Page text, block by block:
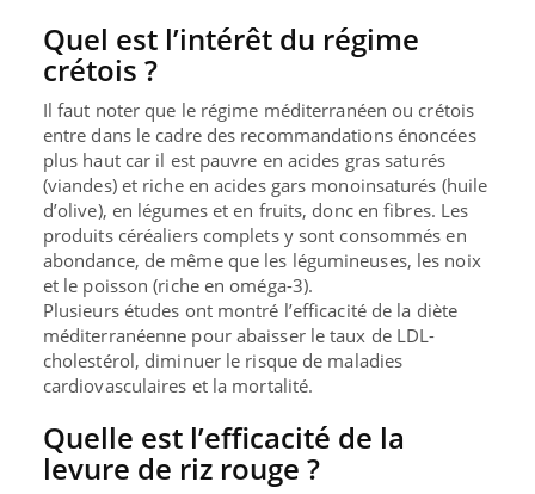
Quel est l’intérêt du régime
crétois ?
Il faut noter que le régime méditerranéen ou crétois
entre dans le cadre des recommandations énoncées
plus haut car il est pauvre en acides gras saturés
(viandes) et riche en acides gars monoinsaturés (huile
d’olive), en légumes et en fruits, donc en fibres. Les
produits céréaliers complets y sont consommés en
abondance, de même que les légumineuses, les noix
et le poisson (riche en oméga-3).
Plusieurs études ont montré l’efficacité de la diète
méditerranéenne pour abaisser le taux de LDL-
cholestérol, diminuer le risque de maladies
cardiovasculaires et la mortalité.
Quelle est l’efficacité de la
levure de riz rouge ?